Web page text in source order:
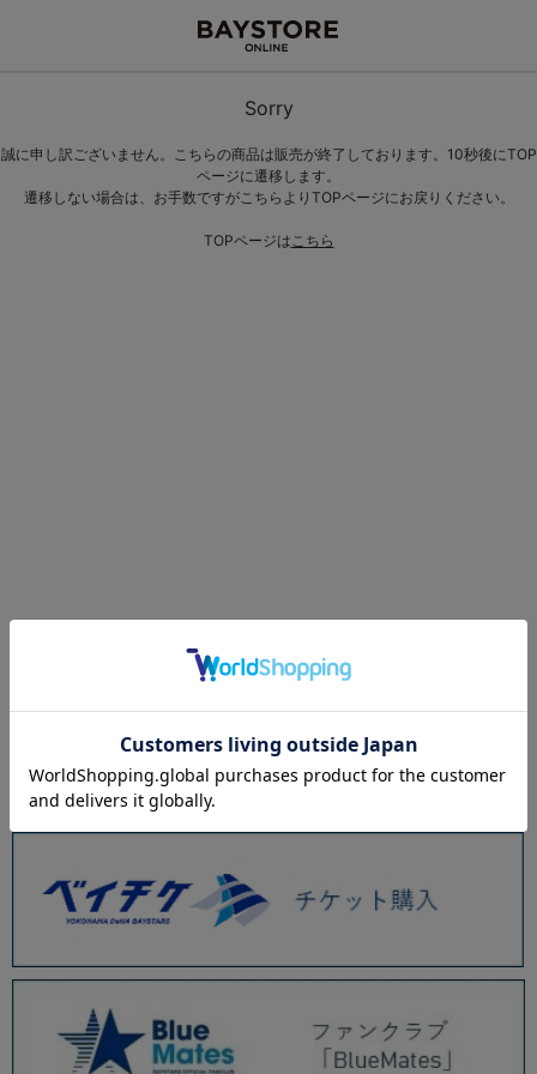
Sorry
誠に申し訳ございません。こちらの商品は販売が終了しております。10秒後にTOP
ページに遷移します。
遷移しない場合は、お手数ですがこちらよりTOPページにお戻りください。
TOPページはこちら